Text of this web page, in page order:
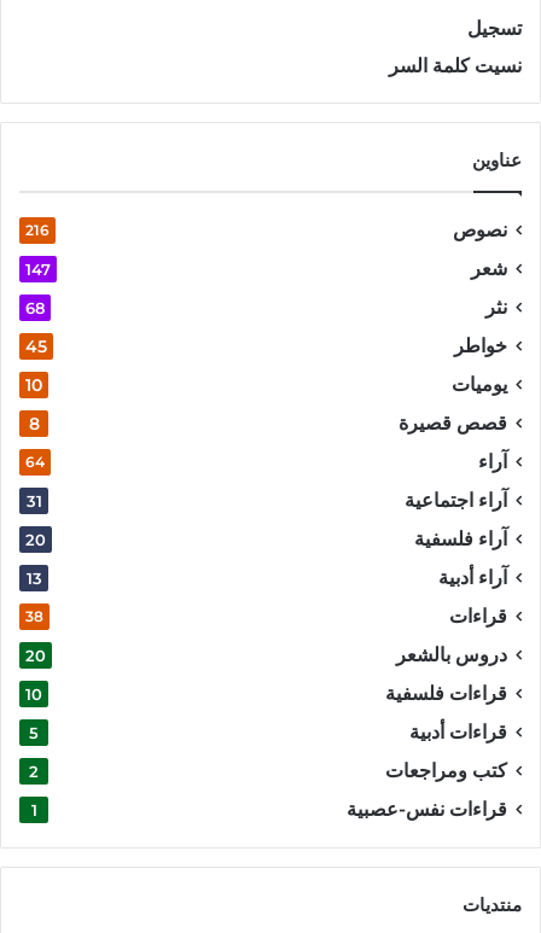
تسجيل
نسيت كلمة السر
عناوين
نصوص 216
شعر 147
نثر 68
خواطر 45
يوميات 10
قصص قصيرة 8
آراء 64
آراء اجتماعية 31
آراء فلسفية 20
آراء أدبية 13
قراءات 38
دروس بالشعر 20
قراءات فلسفية 10
قراءات أدبية 5
كتب ومراجعات 2
قراءات نفس-عصبية 1
منتديات